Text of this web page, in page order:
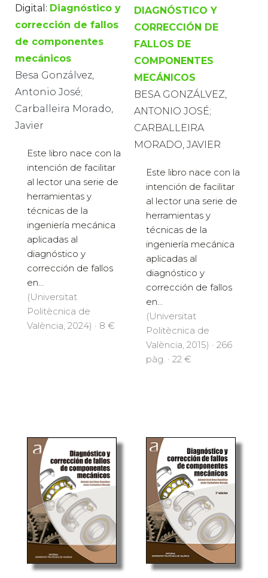
Digital: Diagnóstico y
corrección de fallos
de componentes
mecánicos
Besa Gonzálvez,
Antonio José;
Carballeira Morado,
Javier
Este libro nace con la
intención de facilitar
al lector una serie de
herramientas y
técnicas de la
ingeniería mecánica
aplicadas al
diagnóstico y
corrección de fallos
en...
(Universitat
Politècnica de
València, 2024) · 8 €
DIAGNÓSTICO Y
CORRECCIÓN DE
FALLOS DE
COMPONENTES
MECÁNICOS
BESA GONZÁLVEZ,
ANTONIO JOSÉ;
CARBALLEIRA
MORADO, JAVIER
Este libro nace con la
intención de facilitar
al lector una serie de
herramientas y
técnicas de la
ingeniería mecánica
aplicadas al
diagnóstico y
corrección de fallos
en...
(Universitat
Politècnica de
València, 2015) · 266
pàg. · 22 €